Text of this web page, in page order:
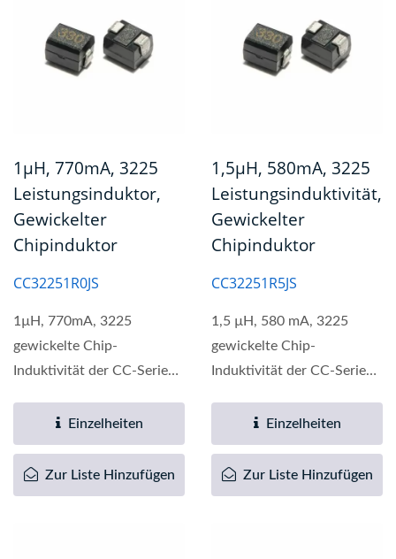
1µH, 770mA, 3225
Leistungsinduktor,
Gewickelter
Chipinduktor
CC32251R0JS
1µH, 770mA, 3225
gewickelte Chip-
Induktivität der CC-Serie
elektronische...Einzelheiten
Zur Liste Hinzufügen
1,5µH, 580mA, 3225
Leistungsinduktivität,
Gewickelter
Chipinduktor
CC32251R5JS
1,5 µH, 580 mA, 3225
gewickelte Chip-
Induktivität der CC-Serie
elektronische...Einzelheiten
Zur Liste Hinzufügen